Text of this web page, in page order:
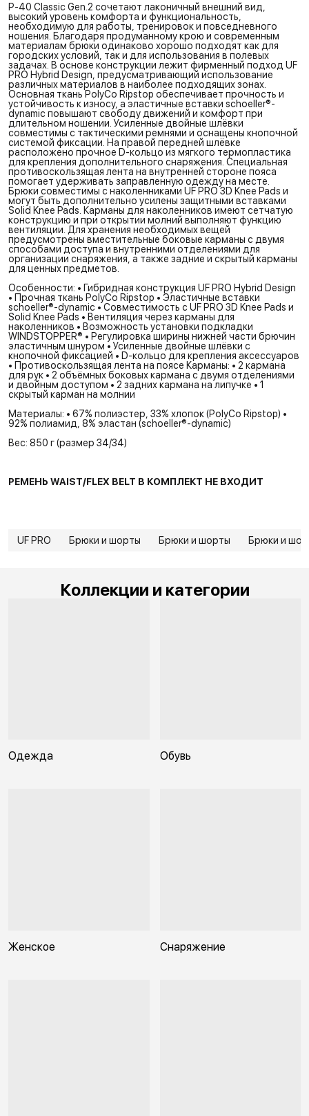
P-40 Classic Gen.2 сочетают лаконичный внешний вид,
высокий уровень комфорта и функциональность,
необходимую для работы, тренировок и повседневного
ношения. Благодаря продуманному крою и современным
материалам брюки одинаково хорошо подходят как для
городских условий, так и для использования в полевых
задачах. В основе конструкции лежит фирменный подход UF
PRO Hybrid Design, предусматривающий использование
различных материалов в наиболее подходящих зонах.
Основная ткань PolyCo Ripstop обеспечивает прочность и
устойчивость к износу, а эластичные вставки schoeller®-
dynamic повышают свободу движений и комфорт при
длительном ношении. Усиленные двойные шлёвки
совместимы с тактическими ремнями и оснащены кнопочной
системой фиксации. На правой передней шлёвке
расположено прочное D-кольцо из мягкого термопластика
для крепления дополнительного снаряжения. Специальная
противоскользящая лента на внутренней стороне пояса
помогает удерживать заправленную одежду на месте.
Брюки совместимы с наколенниками UF PRO 3D Knee Pads и
могут быть дополнительно усилены защитными вставками
Solid Knee Pads. Карманы для наколенников имеют сетчатую
конструкцию и при открытии молний выполняют функцию
вентиляции. Для хранения необходимых вещей
предусмотрены вместительные боковые карманы с двумя
способами доступа и внутренними отделениями для
организации снаряжения, а также задние и скрытый карманы
для ценных предметов.
Особенности: • Гибридная конструкция UF PRO Hybrid Design
• Прочная ткань PolyCo Ripstop • Эластичные вставки
schoeller®-dynamic • Совместимость с UF PRO 3D Knee Pads и
Solid Knee Pads • Вентиляция через карманы для
наколенников • Возможность установки подкладки
WINDSTOPPER® • Регулировка ширины нижней части брючин
эластичным шнуром • Усиленные двойные шлёвки с
кнопочной фиксацией • D-кольцо для крепления аксессуаров
• Противоскользящая лента на поясе Карманы: • 2 кармана
для рук • 2 объёмных боковых кармана с двумя отделениями
и двойным доступом • 2 задних кармана на липучке • 1
скрытый карман на молнии
Материалы: • 67% полиэстер, 33% хлопок (PolyCo Ripstop) •
92% полиамид, 8% эластан (schoeller®-dynamic)
Вес: 850 г (размер 34/34)
РЕМЕНЬ WAIST/FLEX BELT В КОМПЛЕКТ НЕ ВХОДИТ
UF PRO Брюки и шорты Брюки и шорты Брюки и
Коллекции и категории
Одежда Обувь
Женское Снаряжение